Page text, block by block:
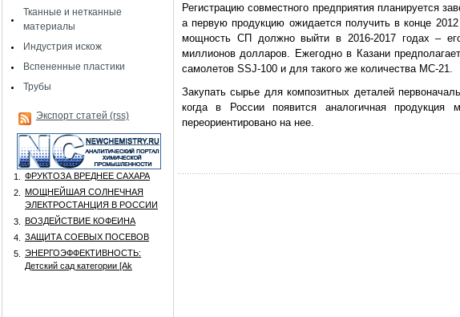
Тканные и нетканные
материалы
Индустрия искож
Вспененные пластики
Трубы
Экспорт статей (rss)
1.
ФРУКТОЗА ВРЕДНЕЕ САХАРА
2.
МОЩНЕЙШАЯ СОЛНЕЧНАЯ
ЭЛЕКТРОСТАНЦИЯ В РОССИИ
3.
ВОЗДЕЙСТВИЕ КОФЕИНА
4.
ЗАЩИТА СОЕВЫХ ПОСЕВОВ
5.
ЭНЕРГОЭФФЕКТИВНОСТЬ:
Детский сад категории [Аk
Регистрацию совместного предприятия планируется
а первую продукцию ожидается получить в конце
мощность СП должно выйти в 2016-2017 годах –
миллионов долларов. Ежегодно в Казани
самолетов SSJ-100 и для такого же количества МС-21.
Закупать сырье для композитных деталей
когда в России появится аналогичная продукция
переориентировано на нее.